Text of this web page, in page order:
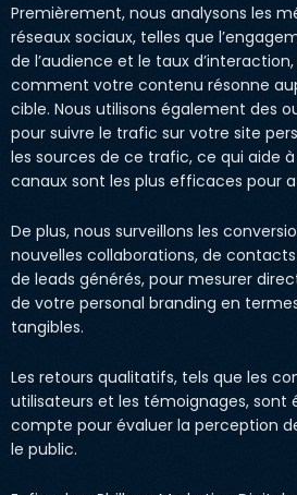
Premièrement, nous analysons les
réseaux sociaux, telles que
de l’audience et le taux
comment votre contenu résonne
cible. Nous utilisons également des
pour suivre le trafic sur votre site
les sources de ce trafic, ce qui aide
canaux sont les plus efficaces pour
De plus, nous surveillons les
nouvelles collaborations, de
de leads générés, pour mesurer
de votre personal branding en
tangibles.
Les retours qualitatifs, tels que les
utilisateurs et les témoignages, sont
compte pour évaluer la perception
le public.